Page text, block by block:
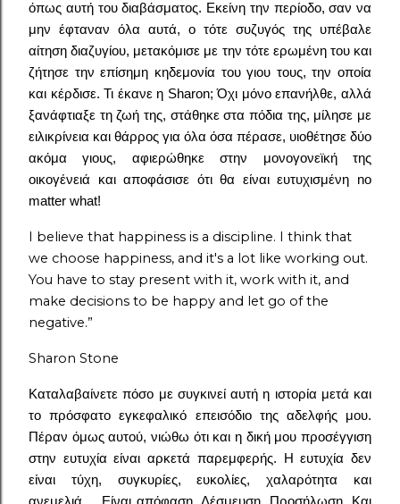
όπως αυτή του διαβάσματος. Εκείνη την περίοδο, σαν να
μην έφταναν όλα αυτά, ο τότε συζυγός της υπέβαλε
αίτηση διαζυγίου, μετακόμισε με την τότε ερωμένη του και
ζήτησε την επίσημη κηδεμονία του γιου τους, την οποία
και κέρδισε. Τι έκανε η Sharon; Όχι μόνο επανήλθε, αλλά
ξανάφτιαξε τη ζωή της, στάθηκε στα πόδια της, μίλησε με
ειλικρίνεια και θάρρος για όλα όσα πέρασε, υιοθέτησε δύο
ακόμα γιους, αφιερώθηκε στην μονογονεϊκή της
οικογένειά και αποφάσισε ότι θα είναι ευτυχισμένη no
matter what!
I believe that happiness is a discipline. I think that
we choose happiness, and it's a lot like working out.
You have to stay present with it, work with it, and
make decisions to be happy and let go of the
negative.”
Sharon Stone
Καταλαβαίνετε πόσο με συγκινεί αυτή η ιστορία μετά και
το πρόσφατο εγκεφαλικό επεισόδιο της αδελφής μου.
Πέραν όμως αυτού, νιώθω ότι και η δική μου προσέγγιση
στην ευτυχία είναι αρκετά παρεμφερής. Η ευτυχία δεν
είναι τύχη, συγκυρίες, ευκολίες, χαλαρότητα και